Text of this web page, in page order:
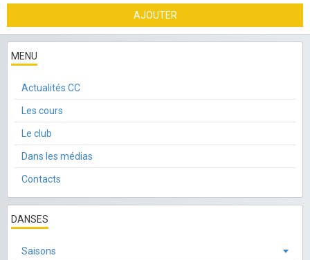
AJOUTER
MENU
Actualités CC
Les cours
Le club
Dans les médias
Contacts
DANSES
Saisons